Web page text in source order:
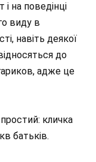
на поведінці
виду в
навіть деякої
до
адже це
кличка
батьків.